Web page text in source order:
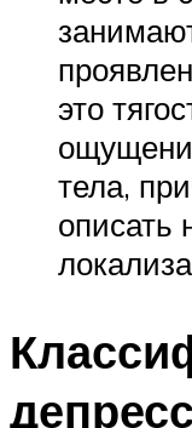
это
тела,
описать